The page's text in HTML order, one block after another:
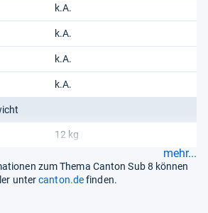
k.A.
k.A.
k.A.
k.A.
12 kg
mehr...
zum Thema Canton Sub 8 können
untercanton.definden.